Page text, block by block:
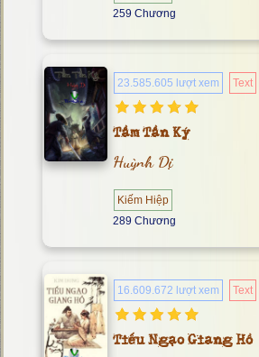
259 Chương
23.585.605 lượt xem Text
Tầm Tần Ký
Huỳnh Dị
Kiếm Hiệp
289 Chương
16.609.672 lượt xem Text
Tiếu Ngạo Giang Hồ